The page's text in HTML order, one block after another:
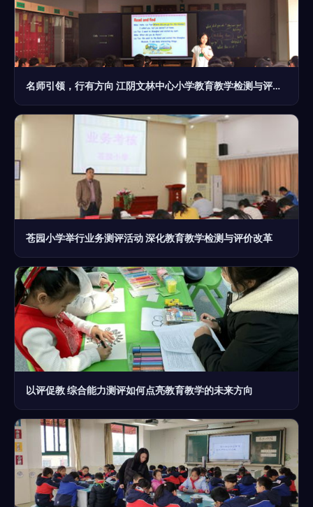
名师引领，行有方向 江阴文林中心小学教育教学检测与评价活动的探索与实践
苍园小学举行业务测评活动 深化教育教学检测与评价改革
以评促教 综合能力测评如何点亮教育教学的未来方向